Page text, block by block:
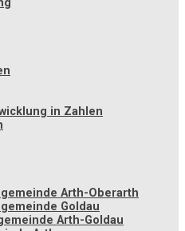
in Zahlen
Arth-Oberarth
Goldau
Arth-Goldau